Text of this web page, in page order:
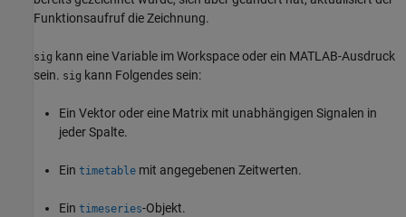
Funktionsaufruf die Zeichnung.
sig kann eine Variable im Workspace oder ein MATLAB-Ausdruck
sein. sig kann Folgendes sein:
Ein Vektor oder eine Matrix mit unabhängigen Signalen in
jeder Spalte.
Ein timetable mit angegebenen Zeitwerten.
Ein timeseries-Objekt.